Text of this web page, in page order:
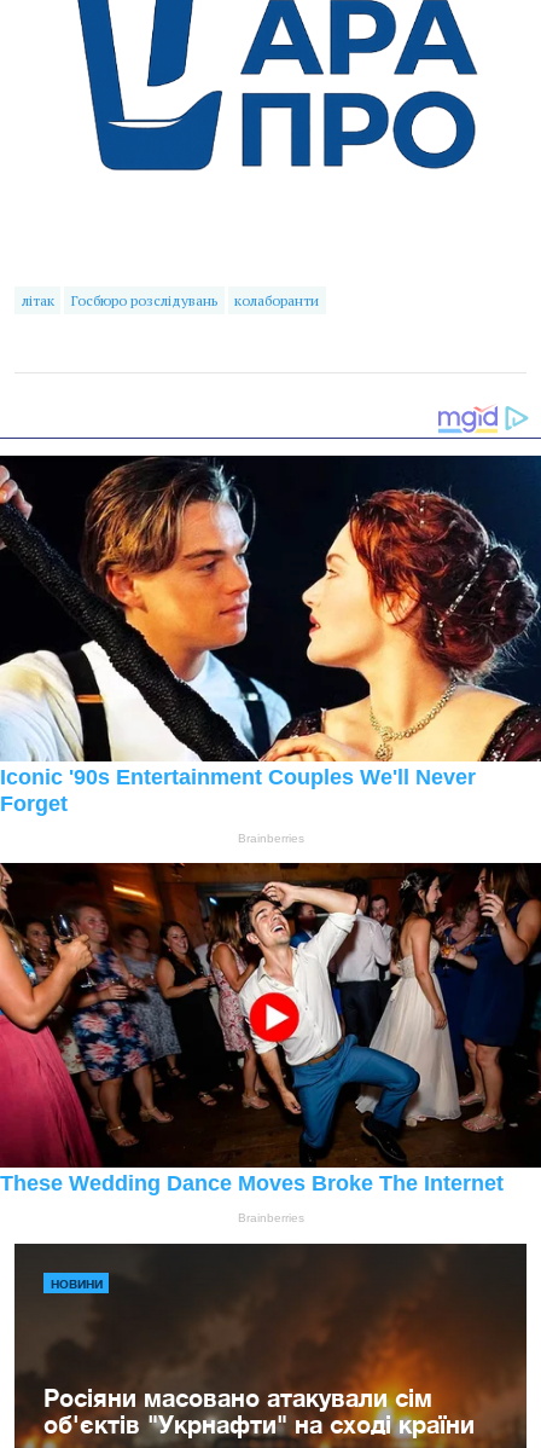
літак Госбюро розслідувань колаборанти
НОВИНИ
Росіяни масовано атакували сім
об'єктів "Укрнафти" на сході країни